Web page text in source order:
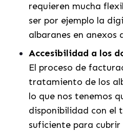
requieren mucha
ser por ejemplo la
albaranes en
Accesibilidad a los
El proceso de
tratamiento de los
lo que nos tenemos
disponibilidad con el
suficiente para